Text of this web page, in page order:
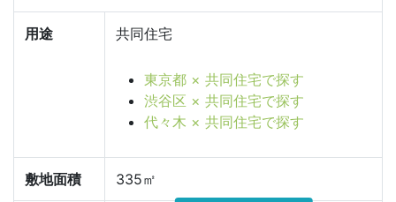
用途 共同住宅
東京都 × 共同住宅で探す
渋谷区 × 共同住宅で探す
代々木 × 共同住宅で探す
敷地面積 335㎡